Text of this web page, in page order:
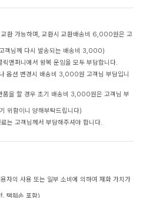
교환 가능하며, 교환시 교환배송비 6,000원은 고
객님께 다시 발송되는 배송비 3,000)
앤퍼니에서 왕복 운임을 모두 부담합니다.
옵션 변경시 배송비 3,000원 고객님 부담입니
품을 할 경우 초기 배송비 3,000원은 고객님 부
위함이니 양해부탁드립니다)
는 고객님께서 부담해주셔야 합니다.
자의 사용 또는 일부 소비에 의하여 재화 가치가
, 택훼손 포함)